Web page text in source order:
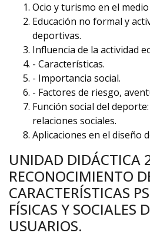
Ocio y turismo en el
Educación no formal y
deportivas.
Influencia de la actividad
- Características.
- Importancia social.
- Factores de riesgo,
Función social del
relaciones sociales.
Aplicaciones en el diseño
UNIDAD DIDÁCTICA
RECONOCIMIENTO
CARACTERÍSTICAS
FÍSICAS Y SOCIALES
USUARIOS.